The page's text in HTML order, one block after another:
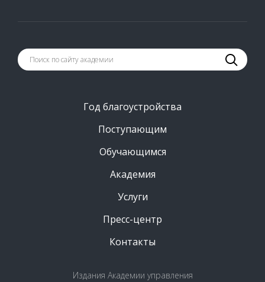
Год благоустройства
Поступающим
Обучающимся
Академия
Услуги
Пресс-центр
Контакты
Издания Академии управления